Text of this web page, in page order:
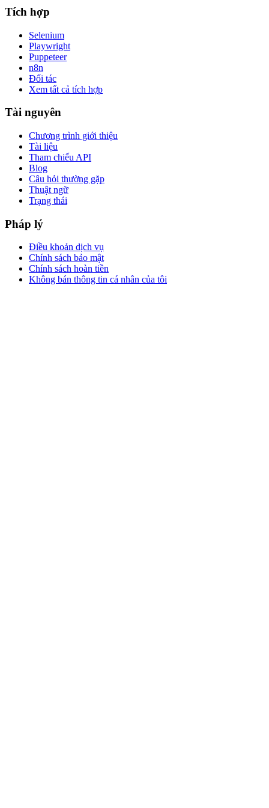
Tích hợp
Selenium
Playwright
Puppeteer
n8n
Đối tác
Xem tất cả tích hợp
Tài nguyên
Chương trình giới thiệu
Tài liệu
Tham chiếu API
Blog
Câu hỏi thường gặp
Thuật ngữ
Trạng thái
Pháp lý
Điều khoản dịch vụ
Chính sách bảo mật
Chính sách hoàn tiền
Không bán thông tin cá nhân của tôi